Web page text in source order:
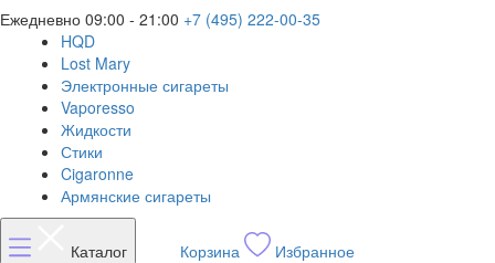
Ежедневно 09:00 - 21:00 +7 (495) 222-00-35
HQD
Lost Mary
Электронные сигареты
Vaporesso
Жидкости
Стики
Cigaronne
Армянские сигареты
Каталог Корзина
Избранное